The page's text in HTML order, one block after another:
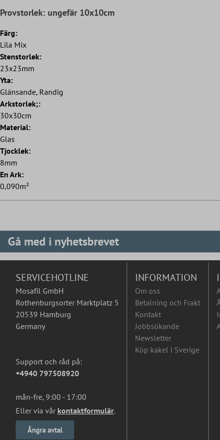
Provstorlek: ungefär 10x10cm
Färg:
Lila Mix
Stenstorlek:
23x23mm
Yta:
Glänsande, Randig
Arkstorlek;:
30x30cm
Material:
Glas
Tjocklek:
8mm
En Ark:
0,090m²
Gå med i nyhetsbrevet
SERVICEHOTLINE
Mosafil GmbH
Rothenburgsorter Marktplatz 5
20539 Hamburg
Germany
Support och råd på:
+4940 797508920
mån-fre, 9:00 - 17:00
Eller via vår kontaktformulär.
Ångra avtal
INFORMATION
Om oss
Betalning och Frakt
Kontakt
Jobbsökande
Newsletter
Köp kakel i Sverige